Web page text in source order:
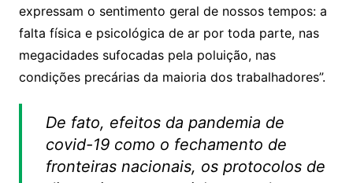
expressam o sentimento geral de nossos tempos: a
falta física e psicológica de ar por toda parte, nas
megacidades sufocadas pela poluição, nas
condições precárias da maioria dos trabalhadores”.
De fato, efeitos da pandemia de
covid-19 como o fechamento de
fronteiras nacionais, os protocolos de